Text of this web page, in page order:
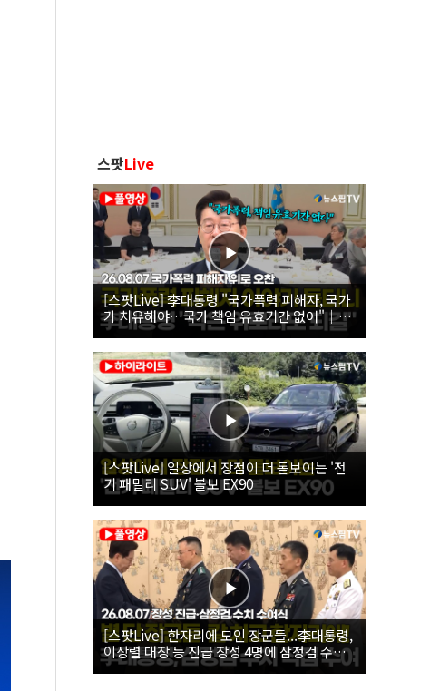
스팟Live
[스팟Live] 李대통령 "국가폭력 피해자, 국가
가 치유해야…국가 책임 유효기간 없어"｜
26.08.07 국가폭력 피해자 위로 오찬
[스팟Live] 일상에서 장점이 더 돋보이는 '전
기 패밀리 SUV' 볼보 EX90
[스팟Live] 한자리에 모인 장군들...李대통령,
이상렬 대장 등 진급 장성 4명에 삼정검 수치
직접 수여｜26.08.07 장성 진급·삼정검 수치